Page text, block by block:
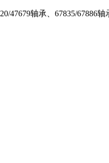
轴承、67835/67886轴